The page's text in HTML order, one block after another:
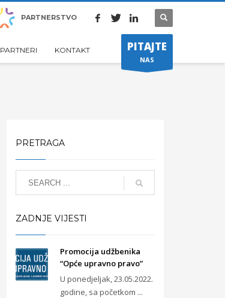
PARTNERSTVO
PARTNERI KONTAKT PITAJTE
NAS
PRETRAGA
ZADNJE VIJESTI
Promocija udžbenika
“Opće upravno pravo”
U ponedjeljak, 23.05.2022.
godine, sa početkom ...